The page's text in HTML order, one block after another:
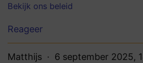
Bekijk ons beleid
Reageer
Matthijs 6 september 2025,